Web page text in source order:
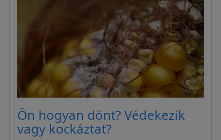
Ön hogyan dönt? Védekezik
vagy kockáztat?